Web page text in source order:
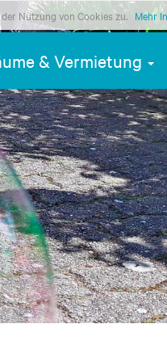
& Vermietung
Nutzung von Cookies zu. Mehr